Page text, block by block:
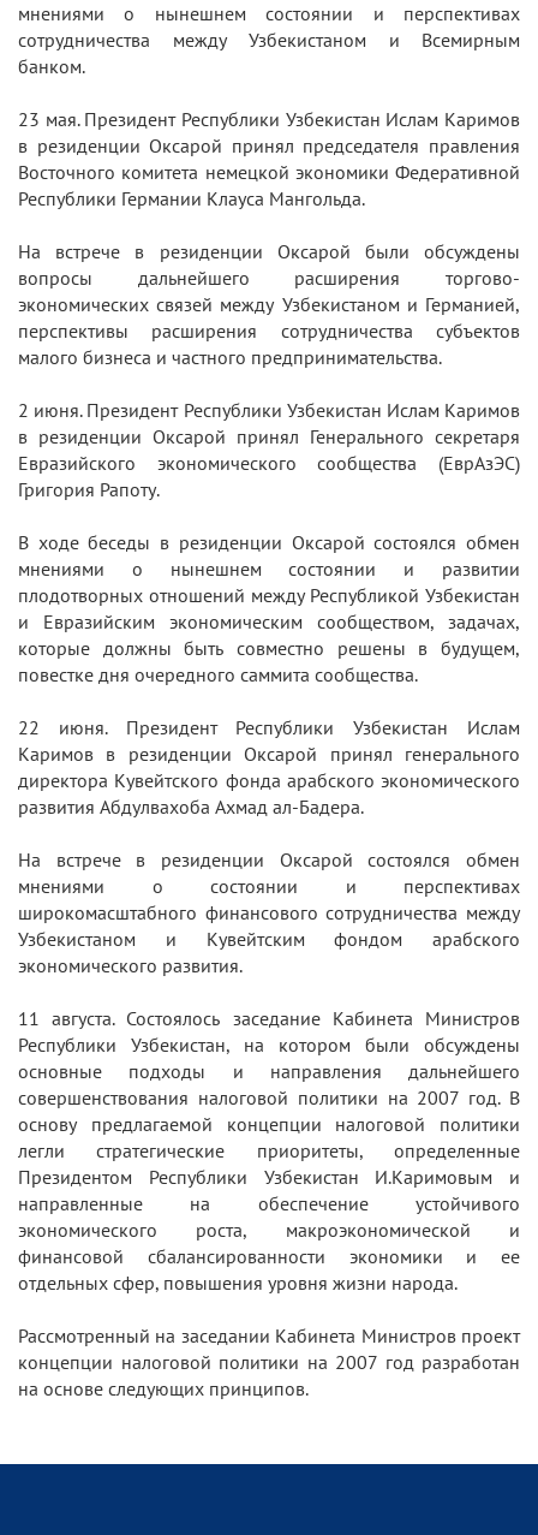
мнениями о нынешнем состоянии и перспективах
сотрудничества между Узбекистаном и Всемирным
банком.
23 мая. Президент Республики Узбекистан Ислам Каримов
в резиденции Оксарой принял председателя правления
Восточного комитета немецкой экономики Федеративной
Республики Германии Клауса Мангольда.
На встрече в резиденции Оксарой были обсуждены
вопросы дальнейшего расширения торгово-
экономических связей между Узбекистаном и Германией,
перспективы расширения сотрудничества субъектов
малого бизнеса и частного предпринимательства.
2 июня. Президент Республики Узбекистан Ислам Каримов
в резиденции Оксарой принял Генерального секретаря
Евразийского экономического сообщества (ЕврАзЭС)
Григория Рапоту.
В ходе беседы в резиденции Оксарой состоялся обмен
мнениями о нынешнем состоянии и развитии
плодотворных отношений между Республикой Узбекистан
и Евразийским экономическим сообществом, задачах,
которые должны быть совместно решены в будущем,
повестке дня очередного саммита сообщества.
22 июня. Президент Республики Узбекистан Ислам
Каримов в резиденции Оксарой принял генерального
директора Кувейтского фонда арабского экономического
развития Абдулвахоба Ахмад ал-Бадера.
На встрече в резиденции Оксарой состоялся обмен
мнениями о состоянии и перспективах
широкомасштабного финансового сотрудничества между
Узбекистаном и Кувейтским фондом арабского
экономического развития.
11 августа. Состоялось заседание Кабинета Министров
Республики Узбекистан, на котором были обсуждены
основные подходы и направления дальнейшего
совершенствования налоговой политики на 2007 год. В
основу предлагаемой концепции налоговой политики
легли стратегические приоритеты, определенные
Президентом Республики Узбекистан И.Каримовым и
направленные на обеспечение устойчивого
экономического роста, макроэкономической и
финансовой сбалансированности экономики и ее
отдельных сфер, повышения уровня жизни народа.
Рассмотренный на заседании Кабинета Министров проект
концепции налоговой политики на 2007 год разработан
на основе следующих принципов.